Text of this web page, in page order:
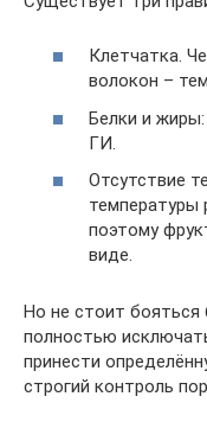
Клетчатка.
волокон –
Белки и
ГИ.
Отсутствие
температуры
поэтому
виде.
Но не стоит
полностью
принести
строгий контроль